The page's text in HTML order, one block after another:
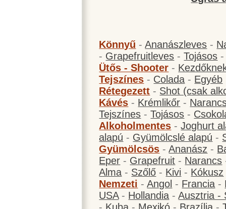
Könnyű -Ananászleves -
- Grapefruitleves -Tojásos
Ütős - Shooter -
Tejszínes - Colada - Egyéb
Rétegezett - Shot (csak
Kávés - Krémlikőr -
Tejszínes -Tojásos -
Alkoholmentes -Joghurt
alapú - Gyümölcslé alapú -
Gyümölcsös -Ananász -
Eper - Grapefruit - Narancs
Alma - Szőlő - Kivi - Kókusz
Nemzeti -Angol - Francia -
USA- Hollandia -Ausztria -